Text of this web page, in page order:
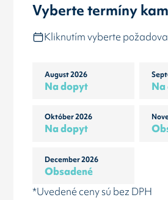
Vyberte termíny
Kliknutím vyberte
August 2026
Na dopyt
Október 2026
Na dopyt
December 2026
Obsadené
*Uvedené ceny sú bez DPH